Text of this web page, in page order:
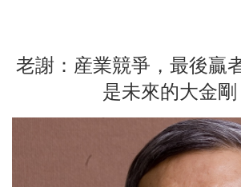
老謝：産業競爭，最後贏
是未來的大金剛